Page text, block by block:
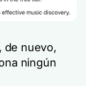
de nuevo,
ningún